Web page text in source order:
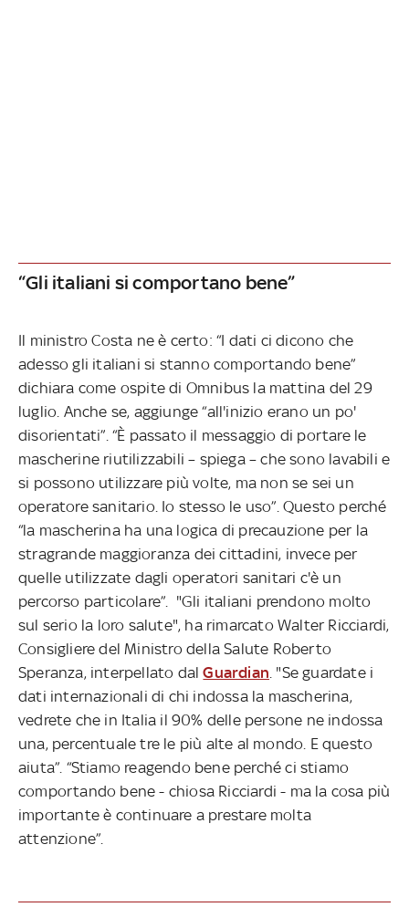
“Gli italiani si comportano bene”
Il ministro Costa ne è certo: “I dati ci dicono che
adesso gli italiani si stanno comportando bene”
dichiara come ospite di Omnibus la mattina del 29
luglio. Anche se, aggiunge “all'inizio erano un po'
disorientati”. “È passato il messaggio di portare le
mascherine riutilizzabili – spiega – che sono lavabili e
si possono utilizzare più volte, ma non se sei un
operatore sanitario. Io stesso le uso”. Questo perché
“la mascherina ha una logica di precauzione per la
stragrande maggioranza dei cittadini, invece per
quelle utilizzate dagli operatori sanitari c'è un
percorso particolare”. "Gli italiani prendono molto
sul serio la loro salute", ha rimarcato Walter Ricciardi,
Consigliere del Ministro della Salute Roberto
Speranza, interpellato dalGuardian . "Se guardate i
dati internazionali di chi indossa la mascherina,
vedrete che in Italia il 90% delle persone ne indossa
una, percentuale tre le più alte al mondo. E questo
aiuta”. “Stiamo reagendo bene perché ci stiamo
comportando bene - chiosa Ricciardi - ma la cosa più
importante è continuare a prestare molta
attenzione”.